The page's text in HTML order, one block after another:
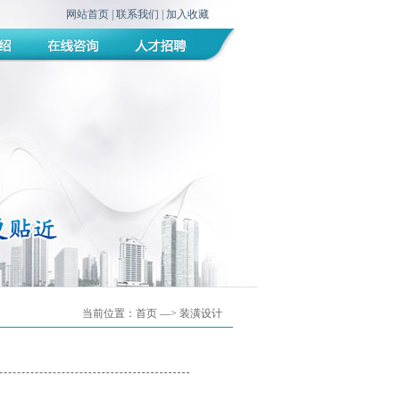
网站首页 联系我们 加入收藏
当前位置： 首页 —> 装潢设计